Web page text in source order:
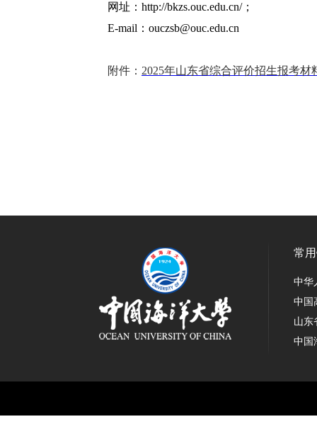
网址： http://bkzs.ouc.edu.cn/；
E-mail ： ouczsb@ouc.edu.cn
附件： 2025年山东省综合评价招生报考材
常
中华
中国
山东
中国